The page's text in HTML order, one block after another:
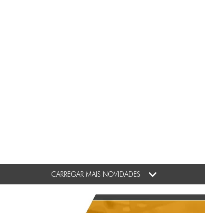
CARREGAR MAIS NOVIDADES